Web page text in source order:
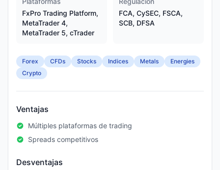
FxPro Trading Platform,
MetaTrader 4,
MetaTrader 5, cTrader
FCA, CySEC, FSCA,
SCB, DFSA
Forex CFDs Stocks Indices Metals
Energies
Crypto
Ventajas
Múltiples plataformas de trading
Spreads competitivos
Desventajas